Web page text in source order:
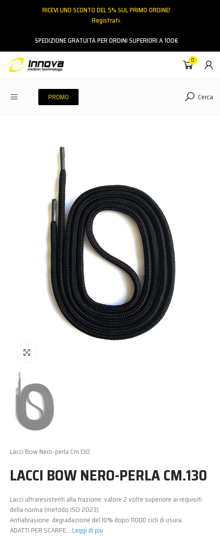
RICEVI UNO SCONTO DEL 5% SUL PRIMO ORDINE!
Registrati.
SPEDIZIONE GRATUITA PER ORDINI SUPERIORI A 100€
0
PROMO Cerca
Lacci Bow Nero-perla Cm.130
LACCI BOW NERO-PERLA CM.130
Lacci ultraresistenti alla trazione: valore 2 volte superiore ai requisiti
della norma (metodo ISO 2023).
Antiabrasione: degradazione del 10% dopo 11000 cicli di usura.
ADATTI PER SCARPE...Leggi di più
Hai dimenticato la password?
NESSUN ACCOUNTCREA UN NUOVO ACCOUNT
Contattaci